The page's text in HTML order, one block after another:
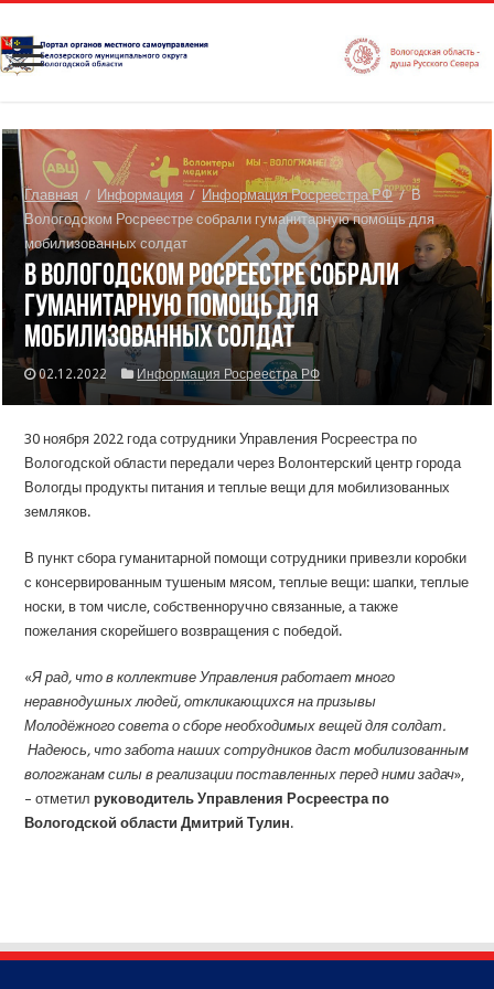
Главная / Информация / Информация Росреестра РФ / В
Вологодском Росреестре собрали гуманитарную помощь для
мобилизованных солдат
В Вологодском Росреестре собрали
гуманитарную помощь для
мобилизованных солдат
02.12.2022 Информация Росреестра РФ
30 ноября 2022 года сотрудники Управления Росреестра по
Вологодской области передали через Волонтерский центр города
Вологды продукты питания и теплые вещи для мобилизованных
земляков.
В пункт сбора гуманитарной помощи сотрудники привезли коробки
с консервированным тушеным мясом, теплые вещи: шапки, теплые
носки, в том числе, собственноручно связанные, а также
пожелания скорейшего возвращения с победой.
«Я рад, что в коллективе Управления работает много
неравнодушных людей, откликающихся на призывы
Молодёжного совета о сборе необходимых вещей для солдат.
Надеюсь, что забота наших сотрудников даст мобилизованным
вологжанам силы в реализации поставленных перед ними задач»,
– отметилруководитель Управления Росреестра по
Вологодской области Дмитрий Тулин.